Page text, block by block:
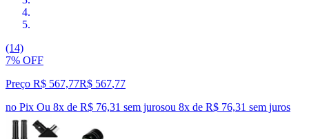
(14)
7% OFF
Preço R$ 567,77R$ 567,77
no Pix Ou 8x de R$ 76,31 sem jurosou 8x de R$ 76,31 sem juros